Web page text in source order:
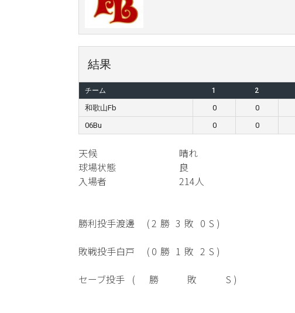
結果
チーム 1 2
和歌山Fb 0 0
06Bu
0 0
天候
晴れ
球場状態
良
入場者
214人
勝利投手渡邊 (2 勝 3 敗 0 S )
敗戦投手白戸 ( 0 勝 1 敗 2 S )
セーブ投手 ( 勝 敗 S )